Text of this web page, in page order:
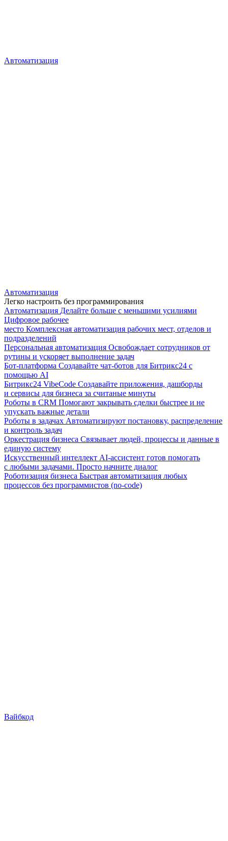
Автоматизация
Автоматизация
Легко настроить без программирования
Автоматизация Делайте больше с меньшими усилиями
Цифровое рабочее
место Комплексная автоматизация рабочих мест, отделов и
подразделений
Персональная автоматизация Освобождает сотрудников от
рутины и ускоряет выполнение задач
Бот-платформа Создавайте чат-ботов для Битрикс24 с
помощью AI
Битрикс24 VibeCode Создавайте приложения, дашборды
и сервисы для бизнеса за считаные минуты
Роботы в CRM Помогают закрывать сделки быстрее и не
упускать важные детали
Роботы в задачах Автоматизируют постановку, распределение
и контроль задач
Оркестрация бизнеса Связывает людей, процессы и данные в
единую систему
Искусственный интеллект AI-ассистент готов помогать
с любыми задачами. Просто начните диалог
Роботизация бизнеса Быстрая автоматизация любых
процессов без программистов (no-code)
Вайбкод